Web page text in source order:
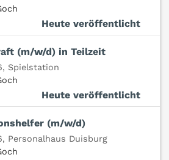
Heute veröffentlicht
(m/w/d) in Teilzeit
Spielstation
Heute veröffentlicht
(m/w/d)
Personalhaus Duisburg